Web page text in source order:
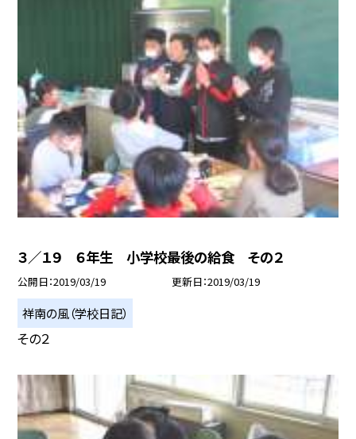
３／１９ ６年生 小学校最後の給食 その２
公開日 2019/03/19 更新日 2019/03/19
祥南の風（学校日記）
その２